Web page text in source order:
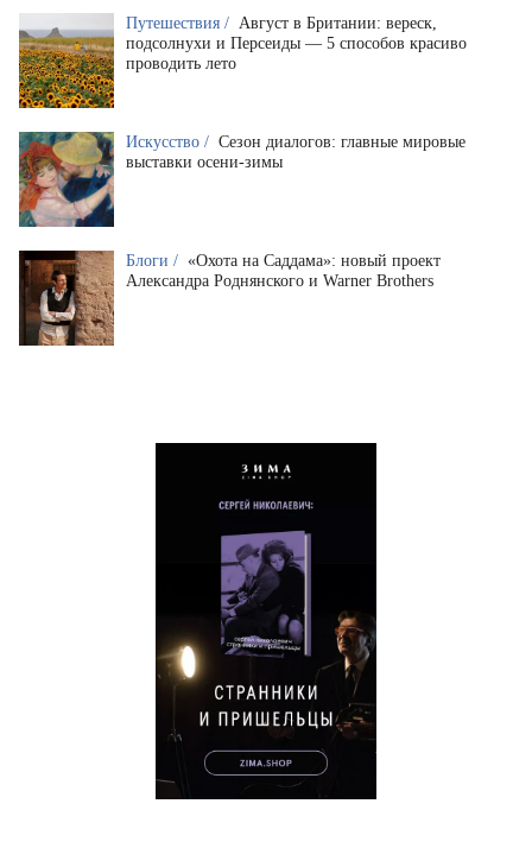
Путешествия / Август в Британии: вереск,
подсолнухи и Персеиды — 5 способов красиво
проводить лето
Искусство / Сезон диалогов: главные мировые
выставки осени-зимы
Блоги / «Охота на Саддама»: новый проект
Александра Роднянского и Warner Brothers